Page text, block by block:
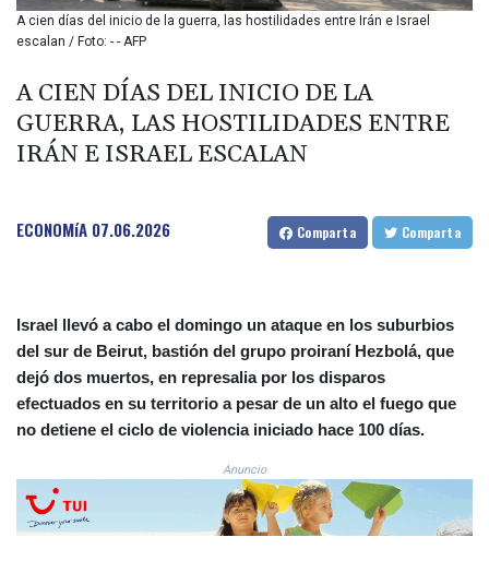
BYR
CAD 1.612324
2614.086957
CHF 0.934654
1054.878725
CNY 7.796165
3648.389022
CRC 523.81326
CUC 1.155398
CUP 30.61805
CVE 110.22332
DJF
205.196847
DKK 7.475264
DOP 67.26602
A cien días del inicio de la guerra, las hostilidades entre Irán e Israel
escalan / Foto: - - AFP
A CIEN DÍAS DEL INICIO DE LA
GUERRA, LAS HOSTILIDADES ENTRE
IRÁN E ISRAEL ESCALAN
ECONOMíA 07.06.2026 Comparta Comparta
Israel llevó a cabo el domingo un ataque en los suburbios
del sur de Beirut, bastión del grupo proiraní Hezbolá, que
dejó dos muertos, en represalia por los disparos
efectuados en su territorio a pesar de un alto el fuego que
no detiene el ciclo de violencia iniciado hace 100 días.
Anuncio